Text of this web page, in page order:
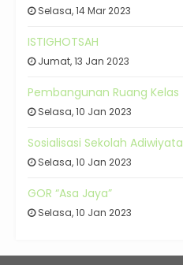
Selasa, 14 Mar 2023
ISTIGHOTSAH
Jumat, 13 Jan 2023
Pembangunan Ruang Kelas
Selasa, 10 Jan 2023
Sosialisasi Sekolah Adiwiyata
Selasa, 10 Jan 2023
GOR “Asa Jaya”
Selasa, 10 Jan 2023